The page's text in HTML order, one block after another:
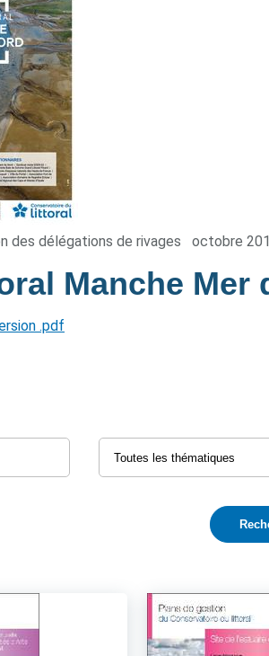
des délégations de rivages octobre
Manche Mer
.pdf